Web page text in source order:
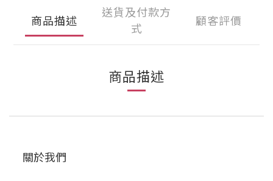
商品描述
送貨及付款方
式
顧客評價
商品描述
關於我們